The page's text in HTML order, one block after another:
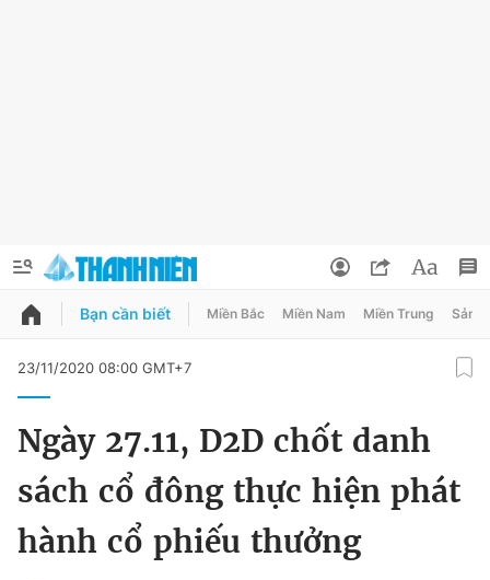
QUẢNG CÁO ĐẶT BÁO
Chuyên mục
Chuyên mục khác
Chào ngày mới
Đổi mật khẩu
Tin đã lưu
Tin đã xem
Bạn cần biết Miền Bắc Miền Nam Miền Trung Sản
23/11/2020 08:00 GMT+7
Ngày 27.11, D2D chốt danh
sách cổ đông thực hiện phát
hành cổ phiếu thưởng